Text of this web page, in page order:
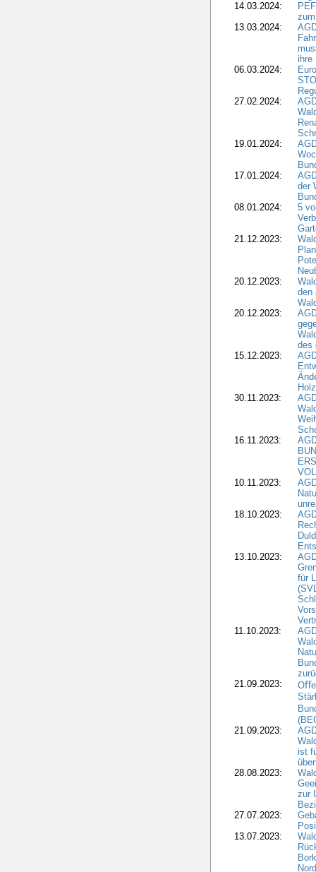
14.03.2024:
13.03.2024:
ihre
06.03.2024:
27.02.2024:
19.01.2024:
17.01.2024:
der
08.01.2024:
5
21.12.2023:
20.12.2023:
den
20.12.2023:
des
15.12.2023:
30.11.2023:
16.11.2023:
10.11.2023:
18.10.2023:
13.10.2023:
für
11.10.2023:
21.09.2023:
21.09.2023:
ist
28.08.2023:
zur
27.07.2023:
13.07.2023: